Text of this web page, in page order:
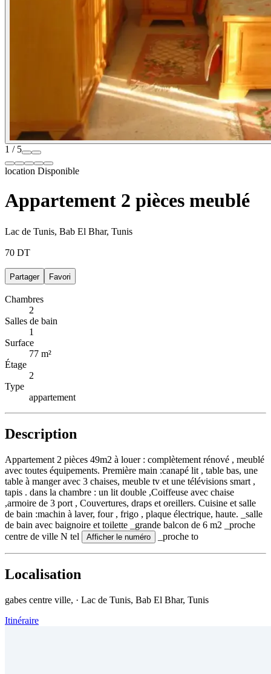
1 / 5
location Disponible
Appartement 2 pièces meublé
Lac de Tunis, Bab El Bhar, Tunis
70 DT
Partager Favori
Chambres
2
Salles de bain
1
Surface
77 m²
Étage
2
Type
appartement
Description
Appartement 2 pièces 49m2 à louer : complètement rénové , meublé
avec toutes équipements. Première main :canapé lit , table bas, une
table à manger avec 3 chaises, meuble tv et une télévisions smart ,
tapis . dans la chambre : un lit double ,Coiffeuse avec chaise
,armoire de 3 port , Couvertures, draps et oreillers. Cuisine et salle
de bain :machin à laver, four , frigo , plaque électrique, haute. _salle
de bain avec baignoire et toilette _grande balcon de 6 m2 _proche
centre de ville N tel
Afficher le numéro _proche to
Localisation
gabes centre ville, · Lac de Tunis, Bab El Bhar, Tunis
Itinéraire